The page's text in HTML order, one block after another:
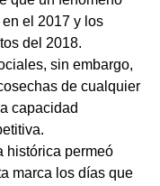
el 2017 y los
del 2018.
sin embargo,
de cualquier
capacidad
histórica permeó
marca los días que